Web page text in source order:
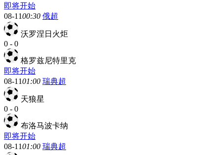
即将开始
08-1100:30 俄超
沃罗涅日火炬
0 - 0
格罗兹尼特里克
即将开始
08-1101:00 瑞典超
天狼星
0 - 0
布洛马波卡纳
即将开始
08-1101:00 瑞典超